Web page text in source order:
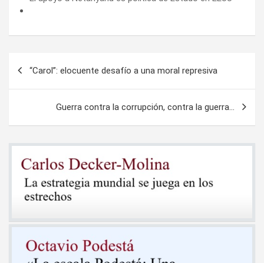
entradas
“Carol”: elocuente desafío a una moral represiva
Guerra contra la corrupción, contra la guerra…